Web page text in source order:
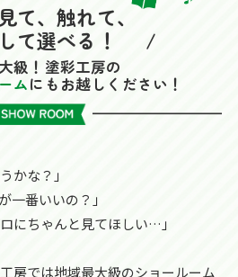
て、触れて、
て選べる！
級！塗彩工房の
ムにもお越しください！
かな？」
一番いいの？」
にちゃんと見てほしい…」
房では地域最大級のショールーム